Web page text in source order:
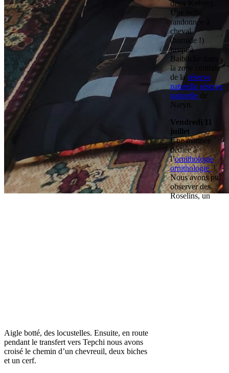
deux Kuban).
Une belle
randonnée à
cheval
(humide !)
jusqu’à
Baibitche dans
la zone centrale
de la réserve
naturelle réserve
naturelle
Naryn.
Vendredi 11
juillet
Une matinée
dédiée à
l’ornithologie
ornithologie !
Nous avons pu
observer des
Roselins, un
Aigle botté, des locustelles. Ensuite, en route
pendant le transfert vers Tepchi nous avons
croisé le chemin d’un chevreuil, deux biches
et un cerf.